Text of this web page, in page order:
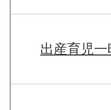
出産育児